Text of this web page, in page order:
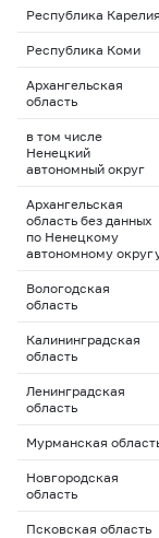
Республика Карелия
Республика Коми
Архангельская
область
в том числе
Ненецкий
автономный округ
Архангельская
область без данных
по Ненецкому
автономному
Вологодская
область
Калининградская
область
Ленинградская
область
Мурманская
Новгородская
область
Псковская область